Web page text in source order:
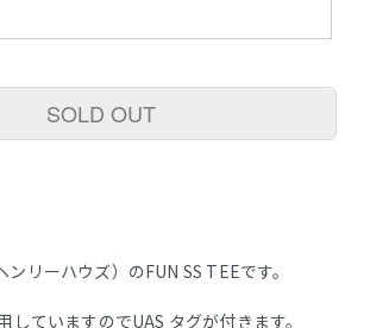
SOLD OUT
ンリーハウズ）のFUN SS TEEです。
ていますのでUAS タグが付きます。